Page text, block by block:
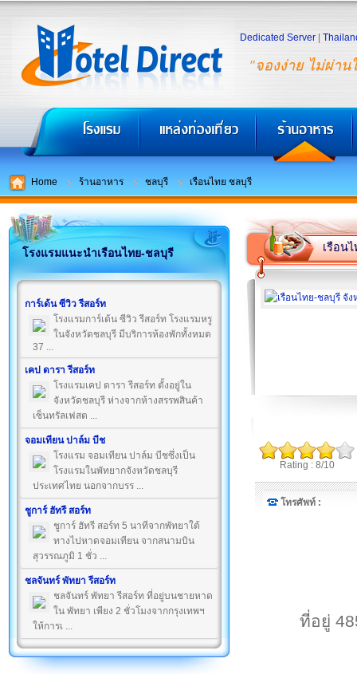
"จองง่าย ไม่ผ่าน
Dedicated Server
Home ร้านอาหาร ชลบุรี เรือนไทย ชลบุรี
โรงแรมแนะนำเรือนไทย-ชลบุรี
การ์เด้น ซีวิว รีสอร์ท
โรงแรมการ์เด้น ซีวิว รีสอร์ท โรงแรมหรู
ในจังหวัดชลบุรี มีบริการห้องพักทั้งหมด
37 ...
เคป ดารา รีสอร์ท
โรงแรมเคป ดารา รีสอร์ท ตั้งอยู่ใน
จังหวัดชลบุรี ห่างจากห้างสรรพสินค้า
เซ็นทรัลเฟสต ...
จอมเทียน ปาล์ม บีช
โรงแรม จอมเทียน ปาล์ม บีชซึ่งเป็น
โรงแรมในพัทยากจังหวัดชลบุรี
ประเทศไทย นอกจากบรร ...
ชูการ์ ฮัทรี สอร์ท
ชูการ์ ฮัทรี สอร์ท 5 นาทีจากพัทยาใต้
ทางไปหาดจอมเทียน จากสนามบิน
สุวรรณภูมิ 1 ชั่ว ...
ชลจันทร์ พัทยา รีสอร์ท
ชลจันทร์ พัทยา รีสอร์ท ที่อยู่บนชายหาด
ใน พัทยา เพียง 2 ชั่วโมงจากกรุงเทพฯ
ให้การเ ...
เรือน
Rating : 8/10
โทรศัพท์ :
ที่อยู่